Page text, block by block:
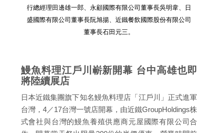
行總經理田邊雄一郎、永顧國際有限公司董事長吳明韋、日
盛國際有限公司董事長阮旭揚、近鐵餐飲國際股份有限公司
董事長石田元三。
鰻魚料理江戶川嶄新開幕 台中高雄也即
將陸續展店
日本近鐵集團旗下知名鰻魚料理店「江戶川」正式進軍
台灣，4／17台灣一號店開幕，由近鐵GroupHoldings株
式會社與台灣的鰻魚養殖供應商元屋國際有限公司合